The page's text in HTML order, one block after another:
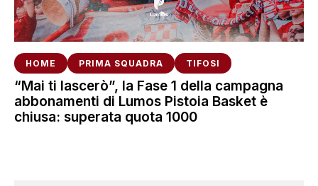
HOME PRIMA SQUADRA TIFOSI
“Mai ti lascerò”, la Fase 1 della campagna
abbonamenti di Lumos Pistoia Basket è
chiusa: superata quota 1000